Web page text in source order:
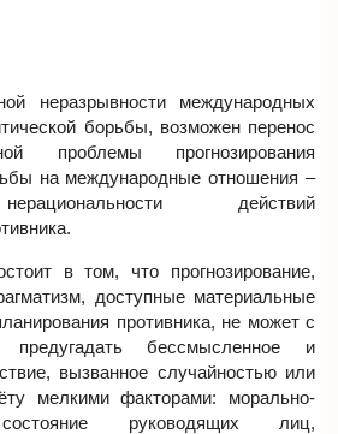
неразрывности международных
борьбы, возможен перенос
проблемы прогнозирования
на международные отношения –
действий
в том, что прогнозирование,
доступные материальные
противника, не может с
предугадать бессмысленное и
вызванное случайностью или
мелкими факторами: морально-
состояние руководящих лиц,